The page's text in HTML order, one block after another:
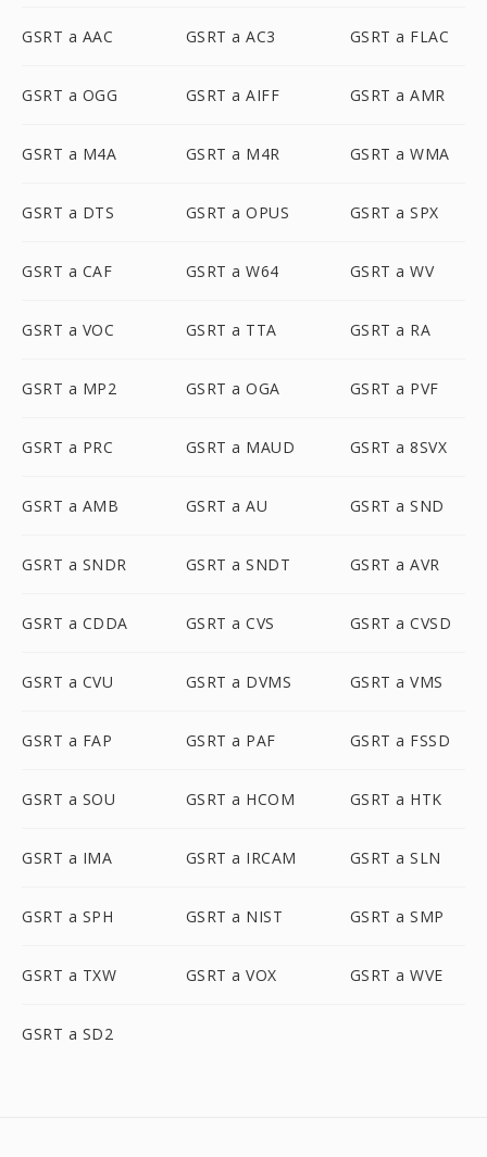
GSRT a AAC GSRT a AC3 GSRT a FLAC
GSRT a OGG GSRT a AIFF GSRT a AMR
GSRT a M4A GSRT a M4R GSRT a WMA
GSRT a DTS GSRT a OPUS GSRT a SPX
GSRT a CAF GSRT a W64 GSRT a WV
GSRT a VOC GSRT a TTA GSRT a RA
GSRT a MP2 GSRT a OGA GSRT a PVF
GSRT a PRC GSRT a MAUD GSRT a 8SVX
GSRT a AMB GSRT a AU GSRT a SND
GSRT a SNDR GSRT a SNDT GSRT a AVR
GSRT a CDDA GSRT a CVS GSRT a CVSD
GSRT a CVU GSRT a DVMS GSRT a VMS
GSRT a FAP GSRT a PAF GSRT a FSSD
GSRT a SOU GSRT a HCOM GSRT a HTK
GSRT a IMA GSRT a IRCAM GSRT a SLN
GSRT a SPH GSRT a NIST GSRT a SMP
GSRT a TXW GSRT a VOX GSRT a WVE
GSRT a SD2